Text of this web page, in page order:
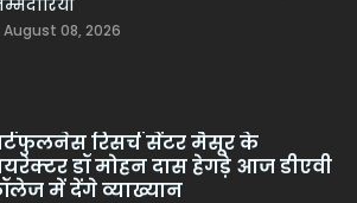
August 08, 2026
रिसर्च सेंटर मैसूर के
डॉ मोहन दास हेगड़े आज डीएवी
में देंगे व्याख्यान